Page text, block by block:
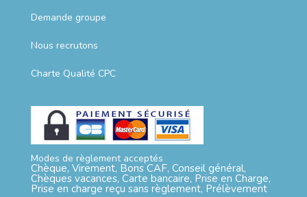
Demande groupe
Nous recrutons
Charte Qualité CPC
Modes de règlement acceptés
Chèque, Virement, Bons CAF, Conseil général,
Chèques vacances, Carte bancaire, Prise en Charge,
Prise en charge reçu sans règlement, Prélèvement